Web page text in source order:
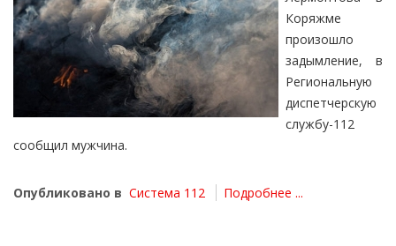
Коряжме
произошло
задымление, в
Региональную
диспетчерскую
службу-112
сообщил мужчина.
Опубликовано в Система 112 Подробнее ...